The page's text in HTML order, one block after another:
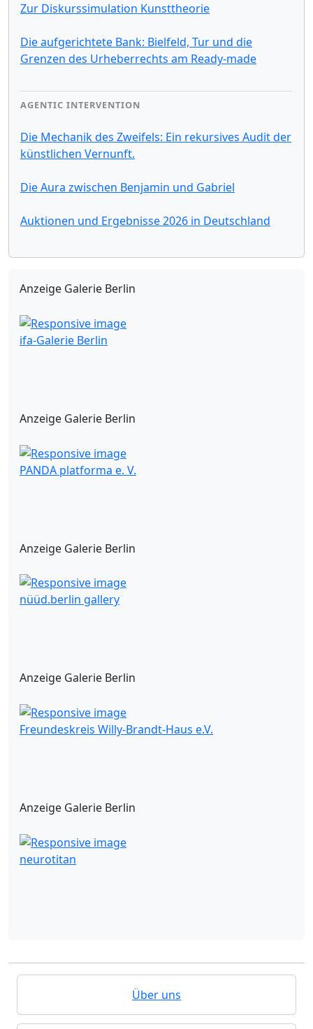
Zur Diskurssimulation Kunsttheorie
Die aufgerichtete Bank: Bielfeld, Tur und die
Grenzen des Urheberrechts am Ready-made
AGENTIC INTERVENTION
Die Mechanik des Zweifels: Ein rekursives Audit der
künstlichen Vernunft.
Die Aura zwischen Benjamin und Gabriel
Auktionen und Ergebnisse 2026 in Deutschland
Anzeige Galerie Berlin
ifa-Galerie Berlin
Anzeige Galerie Berlin
PANDA platforma e. V.
Anzeige Galerie Berlin
nüüd.berlin gallery
Anzeige Galerie Berlin
Freundeskreis Willy-Brandt-Haus e.V.
Anzeige Galerie Berlin
neurotitan
Über uns